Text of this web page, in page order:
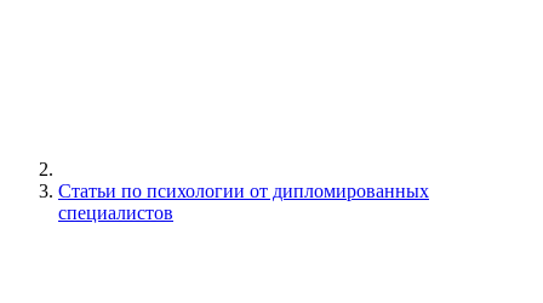
Статьи по психологии от дипломированных
специалистов